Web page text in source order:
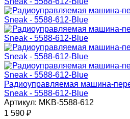
Радиоуправляемая машина-
Sneak - 5588-612-Blue
Артикул: MKB-5588-612
1 590 ₽